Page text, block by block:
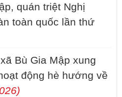
quán triệt Nghị
toàn quốc lần thứ
Bù Gia Mập xung
động hè hướng về